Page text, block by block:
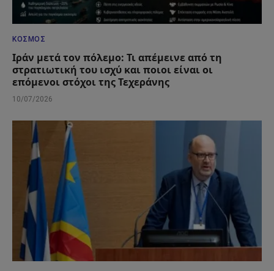
ΚΌΣΜΟΣ
Ιράν μετά τον πόλεμο: Τι απέμεινε από τη
στρατιωτική του ισχύ και ποιοι είναι οι
επόμενοι στόχοι της Τεχεράνης
10/07/2026